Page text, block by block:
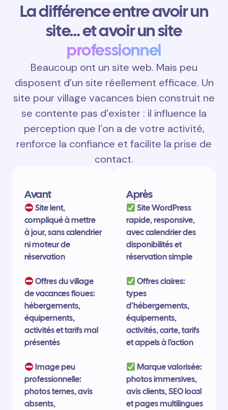
La différence entre avoir un
site… et avoir un site
professionnel
Beaucoup ont un site web. Mais peu
disposent d’un site réellement efficace. Un
site pour village vacances bien construit ne
se contente pas d’exister : il influence la
perception que l’on a de votre activité,
renforce la confiance et facilite la prise de
contact.
Avant
Site lent,
compliqué à mettre
à jour, sans calendrier
ni moteur de
réservation
Offres du village
de vacances floues:
hébergements,
équipements,
activités et tarifs mal
présentés
Image peu
professionnelle:
photos ternes, avis
absents,
Après
Site WordPress
rapide, responsive,
avec calendrier des
disponibilités et
réservation simple
Offres claires:
types
d’hébergements,
équipements,
activités, carte, tarifs
et appels à l’action
Marque valorisée:
photos immersives,
avis clients, SEO local
et pages multilingues